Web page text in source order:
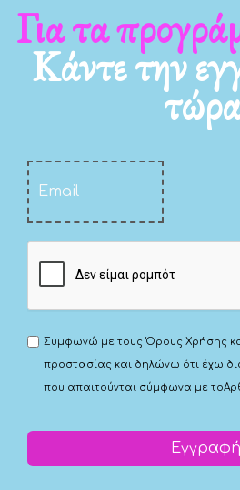
Για τα
Κάντε την
Συμφωνώ με τουςΌρους Χρήσης
προστασίας και δηλώνω ότι έχω
που απαιτούνται σύμφωνα με το
Εγγραφή